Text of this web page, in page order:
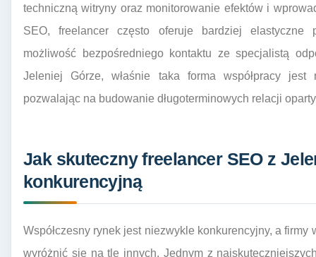
techniczną witryny oraz monitorowanie efektów i
SEO, freelancer często oferuje bardziej elastyczne
możliwość bezpośredniego kontaktu ze specjalistą
Jeleniej Górze, właśnie taka forma współpracy jest
pozwalając na budowanie długoterminowych relacji
Jak skuteczny freelancer SEO z
konkurencyjną
Współczesny rynek jest niezwykle konkurencyjny, a
wyróżnić się na tle innych. Jednym z